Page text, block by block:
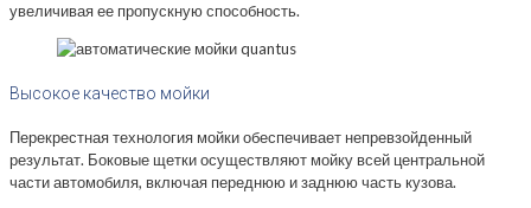
увеличивая ее пропускную способность.
Высокое качество мойки
Перекрестная технология мойки обеспечивает непревзойденный
результат. Боковые щетки осуществляют мойку всей центральной
части автомобиля, включая переднюю и заднюю часть кузова.